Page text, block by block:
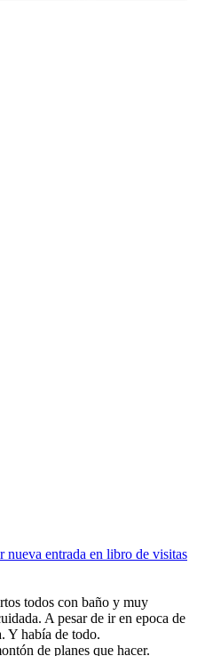
nueva entrada en libro de visitas
todos con baño y muy
A pesar de ir en epoca de
Y había de todo.
de planes que hacer.